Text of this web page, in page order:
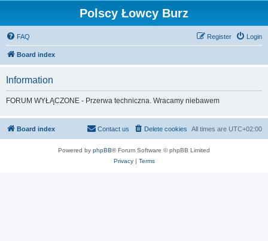
Polscy Łowcy Burz
FAQ Login
Register
Board index
Information
FORUM WYŁĄCZONE - Przerwa techniczna. Wracamy niebawem
Board index All times are UTC+02:00
Delete cookies
Contact us
Powered by phpBB® Forum Software © phpBB Limited
Privacy| Terms